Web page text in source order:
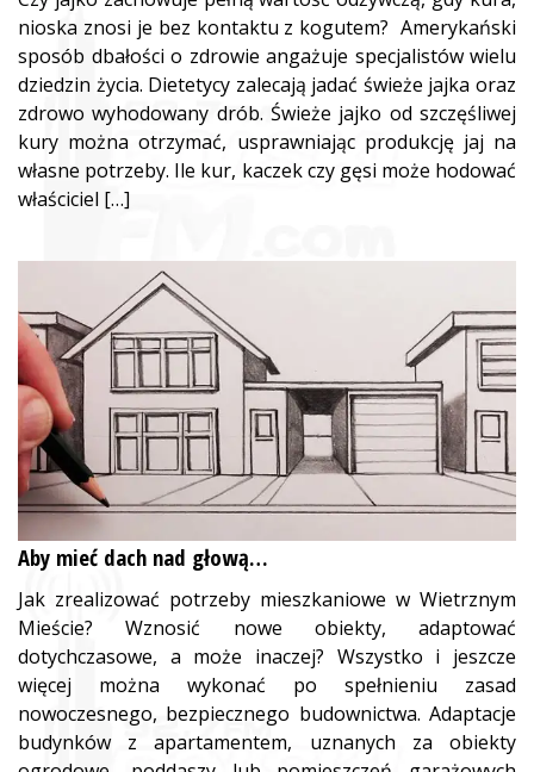
nioska znosi je bez kontaktu z kogutem? Amerykański
sposób dbałości o zdrowie angażuje specjalistów wielu
dziedzin życia. Dietetycy zalecają jadać świeże jajka oraz
zdrowo wyhodowany drób. Świeże jajko od szczęśliwej
kury można otrzymać, usprawniając produkcję jaj na
własne potrzeby. Ile kur, kaczek czy gęsi może hodować
właściciel […]
Aby mieć dach nad głową…
Jak zrealizować potrzeby mieszkaniowe w Wietrznym
Mieście? Wznosić nowe obiekty, adaptować
dotychczasowe, a może inaczej? Wszystko i jeszcze
więcej można wykonać po spełnieniu zasad
nowoczesnego, bezpiecznego budownictwa. Adaptacje
budynków z apartamentem, uznanych za obiekty